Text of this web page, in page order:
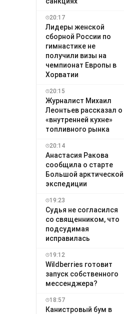
20:17
Лидеры женской
сборной России по
гимнастике не
получили визы на
чемпионат Европы в
Хорватии
20:15
Журналист Михаил
Леонтьев рассказал о
«внутренней кухне»
топливного рынка
20:14
Анастасия Ракова
сообщила о старте
Большой арктической
экспедиции
19:23
Судья не согласился
со священником, что
подсудимая
исправилась
19:12
Wildberries готовит
запуск собственного
мессенджера?
18:57
Канистровый бум в